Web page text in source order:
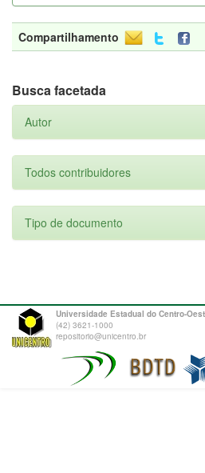
Compartilhamento
Busca facetada
Autor
Todos contribuidores
Tipo de documento
Universidade Estadual do Centro-
(42) 3621-1000
repositorio@unicentro.br